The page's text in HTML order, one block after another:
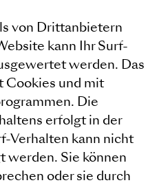
von Drittanbietern
kann Ihr Surf-
werden. Das
Cookies und mit
Die
erfolgt in der
Verhalten kann nicht
werden. Sie können
oder sie durch